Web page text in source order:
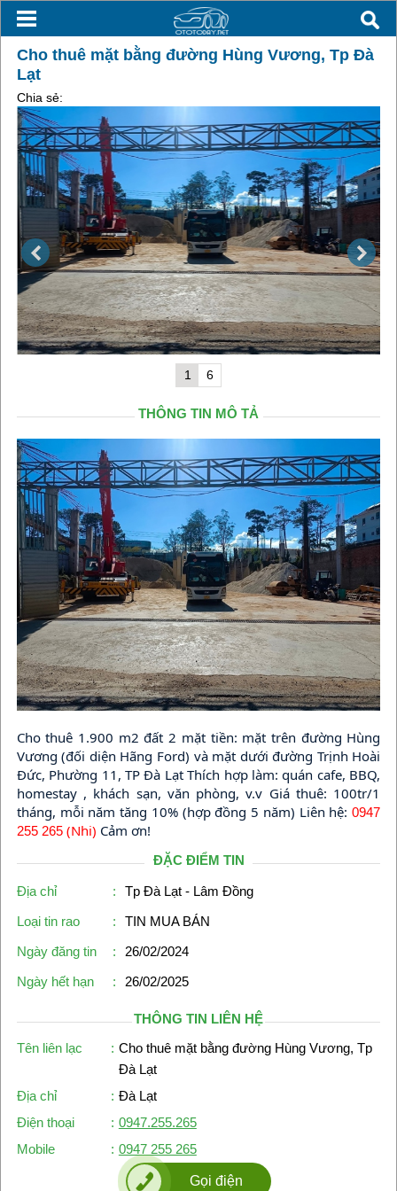
Cho thuê mặt bằng đường Hùng Vương, Tp Đà
Lạt
Chia sẻ:
1 6
THÔNG TIN MÔ TẢ
Cho thuê 1.900 m2 đất 2 mặt tiền: mặt trên đường Hùng
Vương (đối diện Hãng Ford) và mặt dưới đường Trịnh Hoài
Đức, Phường 11, TP Đà Lạt Thích hợp làm: quán cafe, BBQ,
homestay , khách sạn, văn phòng, v.v Giá thuê: 100tr/1
tháng, mỗi năm tăng 10% (hợp đồng 5 năm) Liên hệ:0947
255 265(Nhi) Cảm ơn!
ĐẶC ĐIỂM TIN
Địa chỉ :
Tp Đà Lạt - Lâm Đồng
Loại tin rao
:
TIN MUA BÁN
Ngày đăng tin
:
26/02/2024
Ngày hết hạn
: 26/02/2025
THÔNG TIN LIÊN HỆ
Tên liên lạc
: Cho thuê mặt bằng đường Hùng Vương, Tp
Đà Lạt
Địa chỉ
: Đà Lạt
Điện thoại
: 0947.255.265
Mobile
: 0947 255 265
Gọi điện